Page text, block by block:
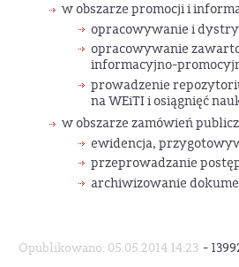
w obszarze promocji i
opracowywanie i
opracowywanie
informacyjno-
prowadzenie
na WEiTI i osiągnięć
w obszarze zamówień
ewidencja,
przeprowadzanie
archiwizowanie
Opublikowano: 05.05.2014 14:23 -